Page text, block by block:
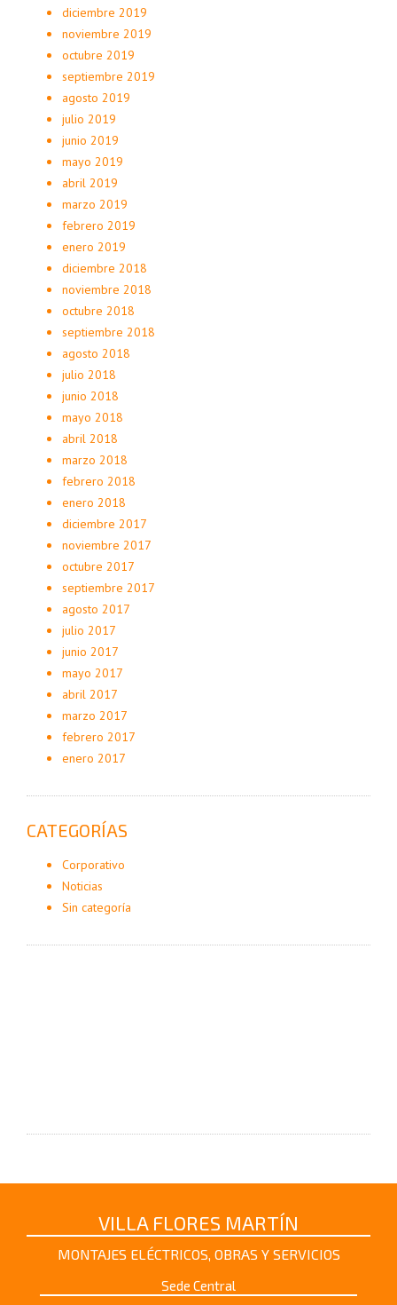
diciembre 2019
noviembre 2019
octubre 2019
septiembre 2019
agosto 2019
julio 2019
junio 2019
mayo 2019
abril 2019
marzo 2019
febrero 2019
enero 2019
diciembre 2018
noviembre 2018
octubre 2018
septiembre 2018
agosto 2018
julio 2018
junio 2018
mayo 2018
abril 2018
marzo 2018
febrero 2018
enero 2018
diciembre 2017
noviembre 2017
octubre 2017
septiembre 2017
agosto 2017
julio 2017
junio 2017
mayo 2017
abril 2017
marzo 2017
febrero 2017
enero 2017
CATEGORÍAS
Corporativo
Noticias
Sin categoría
VILLA FLORES MARTÍN
MONTAJES ELÉCTRICOS, OBRAS Y SERVICIOS
Sede Central